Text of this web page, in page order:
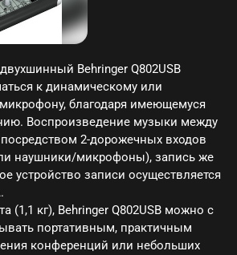
Behringer Q802USB
к динамическому или
благодаря имеющемуся
Воспроизведение музыки между
2-дорожечных входов
наушники/микрофоны), запись же
устройство записи осуществляется
(1,1 кг), Behringer Q802USB можно с
портативным, практичным
конференций или небольших